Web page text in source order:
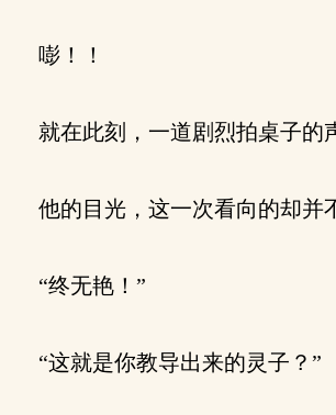
嘭！！
就在此刻，一道剧烈拍桌子的
他的目光，这一次看向的却并
“终无艳！”
“这就是你教导出来的灵子？”